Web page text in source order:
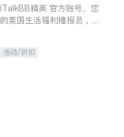
iTalkBB精英 官方账号。您
的美国生活福利播报员，精
专属福利。
活动/折扣